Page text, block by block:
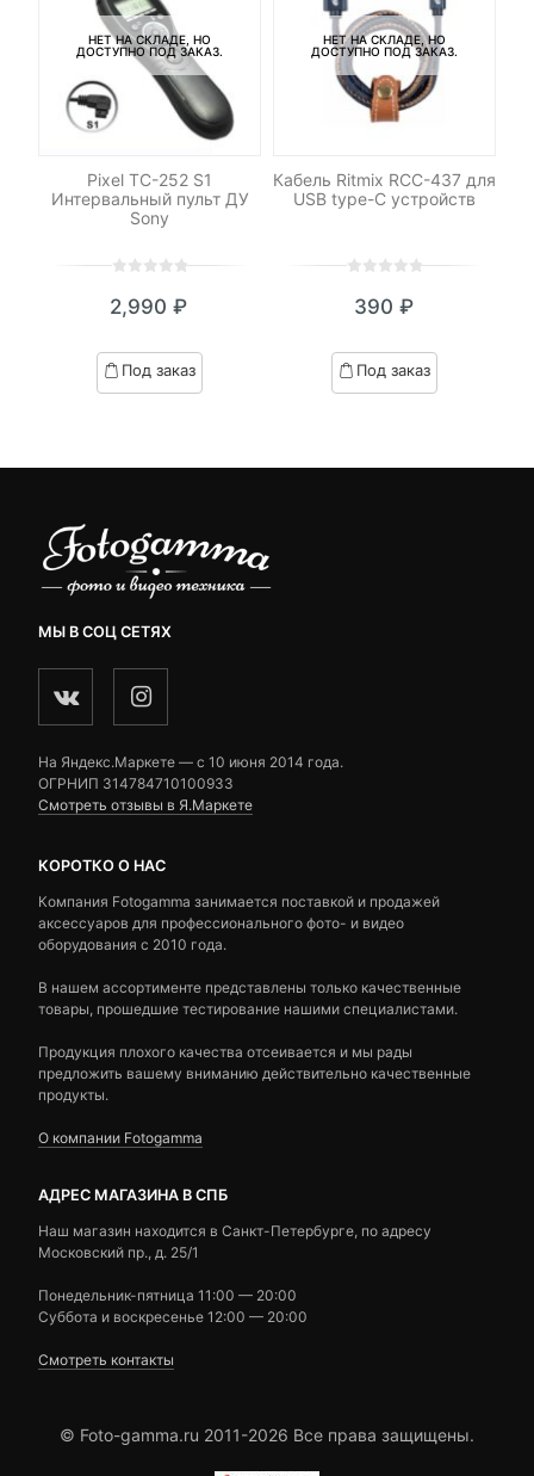
НЕТ НА СКЛАДЕ, НО
ДОСТУПНО ПОД ЗАКАЗ.
Pixel TC-252 S1
Интервальный пульт ДУ
Sony
out
based
on
2,990 ₽
Под заказ
НЕТ НА СКЛАДЕ, НО
ДОСТУПНО ПОД ЗАКАЗ.
Кабель Ritmix RCC-437 для
USB type-C устройств
out
based
on
390 ₽
Под заказ
МЫ В СОЦ СЕТЯХ
На Яндекс.Маркете — c 10 июня 2014 года.
ОГРНИП 314784710100933
Смотреть отзывы в Я.Маркете
КОРОТКО О НАС
Компания Fotogamma занимается поставкой и продажей
аксессуаров для профессионального фото- и видео
оборудования с 2010 года.
В нашем ассортименте представлены только качественные
товары, прошедшие тестирование нашими специалистами.
Продукция плохого качества отсеивается и мы рады
предложить вашему вниманию действительно качественные
продукты.
О компании Fotogamma
АДРЕС МАГАЗИНА В СПБ
Наш магазин находится в Санкт-Петербурге, по адресу
Московский пр., д. 25/1
Понедельник-пятница 11:00 — 20:00
Суббота и воскресенье 12:00 — 20:00
Смотреть контакты
© Foto-gamma.ru 2011-2026 Все права защищены.